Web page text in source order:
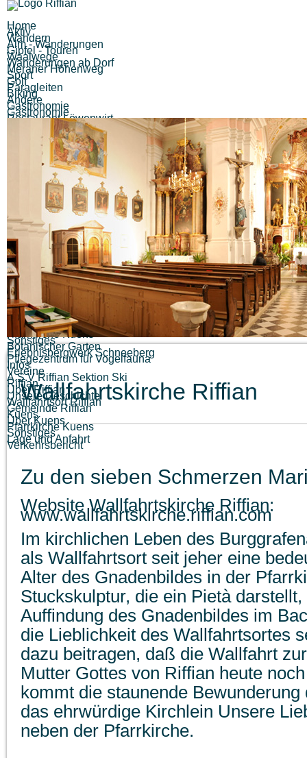
Home
Aktiv
Wandern
Alm - Wanderungen
Gipfel - Touren
Waalwege
Wanderungen ab Dorf
Meraner Höhenweg
Sport
Golf
Paragleiten
Biking
Andere
Gastronomie
Gastronomie
Restaurant Löwenwirt
Kiosk Finele
Pizzeria Eisdiele Unterweger
Cafe Bar Imbisstube Hubertus
Pizzeria Eisdiele Pircher
Alle (12) Ergebnisse anzeigen...
Berggasthöfe
Gasthof Brunner
Gasthaus Pension Walde
Gasthaus Hochegger
Berggasthaus Unteröberst
Hofschank Bergrast
Alle (6) Ergebnisse anzeigen...
Unterkünfte
Alle (0) Ergebnisse anzeigen...
Pensionen
Alle (0) Ergebnisse anzeigen...
Sonstiges
Zimmervermieter
Ferienwohnungen
Urlaub auf dem Bauernhof
Berggasthöfe
Garni
Sehenswertes
Museen
Traktormuseum
Museum Passeier
Touriseum
Messner Mountain Museum
Schlösser
Schloss Tirol
Schloss Schenna
Kirchen
Wallfahrtskirche Riffian
Pfarrkirche Kuens
Sonstiges
Botanischer Garten
Erlebnisbergwerk Schneeberg
Pflegezentrum für Vogelfauna
Infos
Vereine
A.S.V Riffian Sektion Ski
Riffian
Über Riffian
Unsere Geschichte
Wallfahrtsort Riffian
Gemeinde Riffian
Kuens
Über Kuens
Pfarrkirche Kuens
Sonstiges
Lage und Anfahrt
Verkehrsbericht
Wallfahrtskirche Riffian
Zu den sieben Schmerzen
Website Wallfahrtskirche Riffian:
www.wallfahrtskirche.riffian.com
Im kirchlichen Leben des
als Wallfahrtsort seit jeher eine
Alter des Gnadenbildes in der
Stuckskulptur, die ein Pietà
Auffindung des Gnadenbildes im
die Lieblichkeit des Wallfahrtsortes
dazu beitragen, daß die Wallfahrt
Mutter Gottes von Riffian heute
kommt die staunende
das ehrwürdige Kirchlein Unsere
neben der Pfarrkirche.